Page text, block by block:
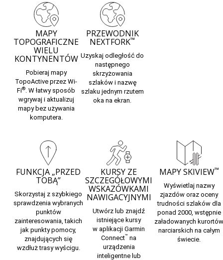
MAPY
TOPOGRAFICZNE
WIELU
KONTYNENTÓW
Pobieraj mapy
TopoActive przez Wi-
Fi® . W łatwy sposób
wgrywaj i aktualizuj
mapy bez używania
komputera.
PRZEWODNIK
NEXTFORK™
Uzyskaj odległość do
następnego
skrzyżowania
szlaków i nazwę
szlaku jednym rzutem
oka na ekran.
FUNKCJA „PRZED
TOBĄ”
Skorzystaj z szybkiego
sprawdzenia wybranych
punktów
zainteresowania, takich
jak punkty pomocy,
znajdujących się
wzdłuż trasy wyścigu.
KURSY ZE
SZCZEGÓŁOWYMI
WSKAZÓWKAMI
NAWIGACYJNYMI
Utwórz lub znajdź
istniejące kursy
w aplikacji Garmin
Connect™ na
urządzenia
inteligentnelub
MAPY SKIVIEW™
Wyświetlaj nazwy
zjazdów oraz oceny
trudności szlaków dla
ponad 2000, wstępnie
załadowanych kurortów
narciarskich na całym
świecie.